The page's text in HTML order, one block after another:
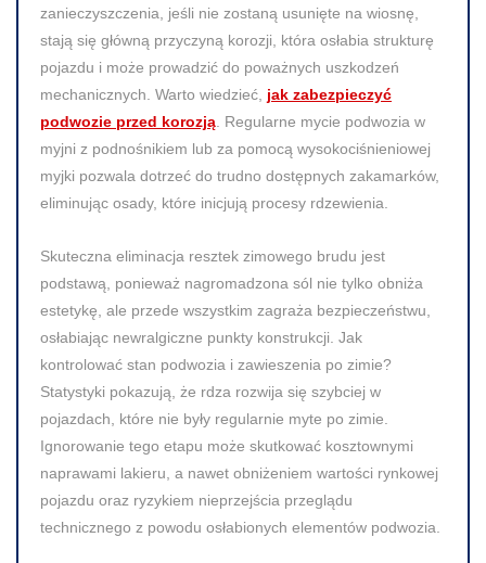
zanieczyszczenia, jeśli nie zostaną usunięte na wiosnę,
stają się główną przyczyną korozji, która osłabia strukturę
pojazdu i może prowadzić do poważnych uszkodzeń
mechanicznych. Warto wiedzieć, jak zabezpieczyć
podwozie przed korozją . Regularne mycie podwozia w
myjni z podnośnikiem lub za pomocą wysokociśnieniowej
myjki pozwala dotrzeć do trudno dostępnych zakamarków,
eliminując osady, które inicjują procesy rdzewienia.
Skuteczna eliminacja resztek zimowego brudu jest
podstawą, ponieważ nagromadzona sól nie tylko obniża
estetykę, ale przede wszystkim zagraża bezpieczeństwu,
osłabiając newralgiczne punkty konstrukcji. Jak
kontrolować stan podwozia i zawieszenia po zimie?
Statystyki pokazują, że rdza rozwija się szybciej w
pojazdach, które nie były regularnie myte po zimie.
Ignorowanie tego etapu może skutkować kosztownymi
naprawami lakieru, a nawet obniżeniem wartości rynkowej
pojazdu oraz ryzykiem nieprzejścia przeglądu
technicznego z powodu osłabionych elementów podwozia.